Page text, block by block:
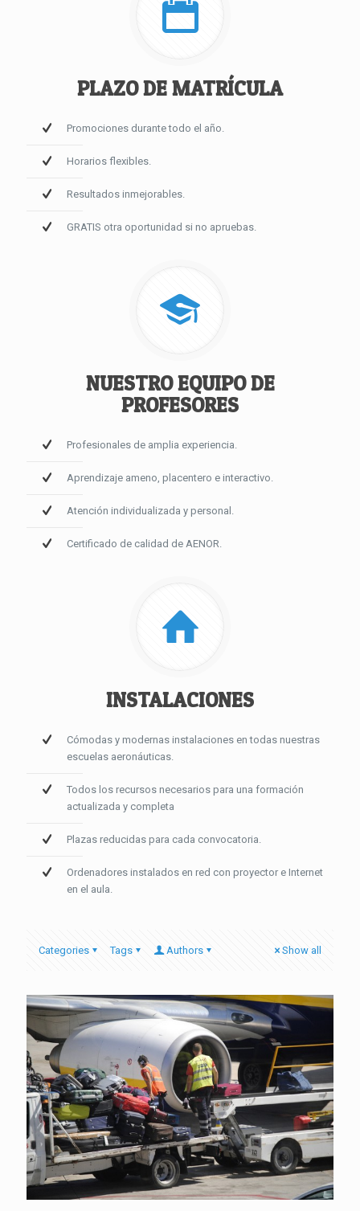
PLAZO DE MATRÍCULA
Promociones durante todo el año.
Horarios flexibles.
Resultados inmejorables.
GRATIS otra oportunidad si no apruebas.
NUESTRO EQUIPO DE
PROFESORES
Profesionales de amplia experiencia.
Aprendizaje ameno, placentero e interactivo.
Atención individualizada y personal.
Certificado de calidad de AENOR.
INSTALACIONES
Cómodas y modernas instalaciones en todas nuestras
escuelas aeronáuticas.
Todos los recursos necesarios para una formación
actualizada y completa
Plazas reducidas para cada convocatoria.
Ordenadores instalados en red con proyector e Internet
en el aula.
Categories Tags Authors Show all